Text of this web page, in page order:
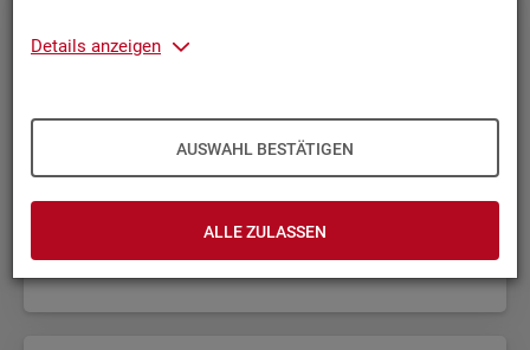
Details anzeigen
AUSWAHL BESTÄTIGEN
ALLE ZULASSEN